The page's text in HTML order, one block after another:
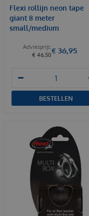
Flexi rollijn neon tape
giant 8 meter
small/medium
€ 46,50€ 36,95
BESTELLEN